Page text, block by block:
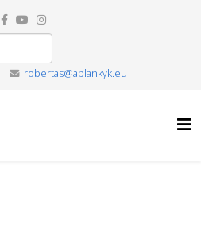
robertas@aplankyk.eu